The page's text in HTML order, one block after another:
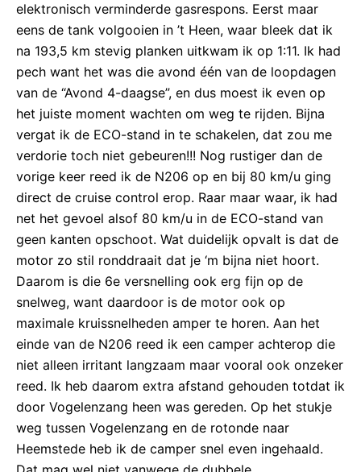
elektronisch verminderde gasrespons. Eerst maar
eens de tank volgooien in ’t Heen, waar bleek dat ik
na 193,5 km stevig planken uitkwam ik op 1:11. Ik had
pech want het was die avond één van de loopdagen
van de “Avond 4-daagse”, en dus moest ik even op
het juiste moment wachten om weg te rijden. Bijna
vergat ik de ECO-stand in te schakelen, dat zou me
verdorie toch niet gebeuren!!! Nog rustiger dan de
vorige keer reed ik de N206 op en bij 80 km/u ging
direct de cruise control erop. Raar maar waar, ik had
net het gevoel alsof 80 km/u in de ECO-stand van
geen kanten opschoot. Wat duidelijk opvalt is dat de
motor zo stil ronddraait dat je ‘m bijna niet hoort.
Daarom is die 6e versnelling ook erg fijn op de
snelweg, want daardoor is de motor ook op
maximale kruissnelheden amper te horen. Aan het
einde van de N206 reed ik een camper achterop die
niet alleen irritant langzaam maar vooral ook onzeker
reed. Ik heb daarom extra afstand gehouden totdat ik
door Vogelenzang heen was gereden. Op het stukje
weg tussen Vogelenzang en de rotonde naar
Heemstede heb ik de camper snel even ingehaald.